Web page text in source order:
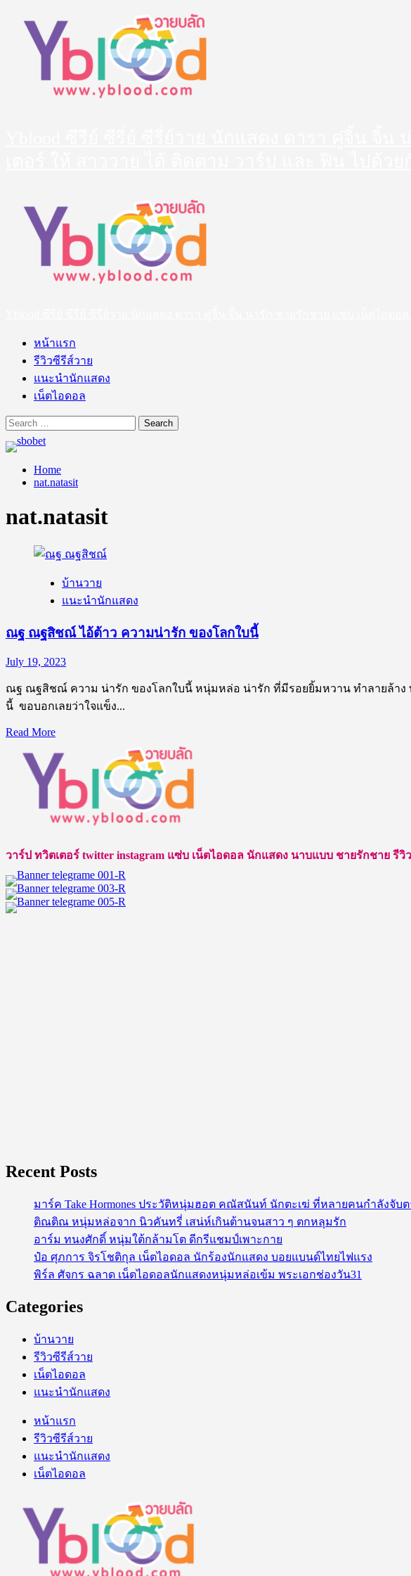
content
Menu
หน้าแรก
รีวิวซีรีส์วาย
แนะนำนักแสดง
เน็ตไอดอล
Search
for:
Home
nat.natasit
nat.natasit
บ้านวาย
แนะนำนักแสดง
ณฐ ณฐสิชณ์ ไอ้ต้าว ความน่ารัก ของโลกใบนี้
July 19, 2023
ณฐ ณฐสิชณ์ ความ น่ารัก ของโลกใบนี้ หนุ่มหล่อ น่ารัก ที่มีรอยยิ้มหวาน ทำลายล้าง
นี้ ขอบอกเลยว่าใจแข็ง...
Read MoreRead
about
ณฐ
ณฐ
สิชณ์
ไอ้
ความ
น่า
รัก
วาร์ป ทวิตเตอร์ twitter instagram แซ่บ เน็ตไอดอล นักแสดง นาบแบบ ชายรักชาย
Recent Posts
มาร์ค Take Hormones ประวัติหนุ่มฮอต คณัสนันท์ นักตะเฆ่ ที่หลายคนกำลังจับ
ติณติณ หนุ่มหล่อจาก นิวคันทรี่ เสน่ห์เกินต้านจนสาว ๆ ตกหลุมรัก
อาร์ม ทนงศักดิ์ หนุ่มใต้กล้ามโต ดีกรีแชมป์เพาะกาย
ป๋อ ศุภการ จิรโชติกุล เน็ตไอดอล นักร้องนักแสดง บอยแบนด์ไทยไฟแรง
พิร์ล ศัจกร ฉลาด เน็ตไอดอลนักแสดงหนุ่มหล่อเข้ม พระเอกช่องวัน31
Categories
บ้านวาย
รีวิวซีรีส์วาย
เน็ตไอดอล
แนะนำนักแสดง
หน้าแรก
รีวิวซีรีส์วาย
แนะนำนักแสดง
เน็ตไอดอล